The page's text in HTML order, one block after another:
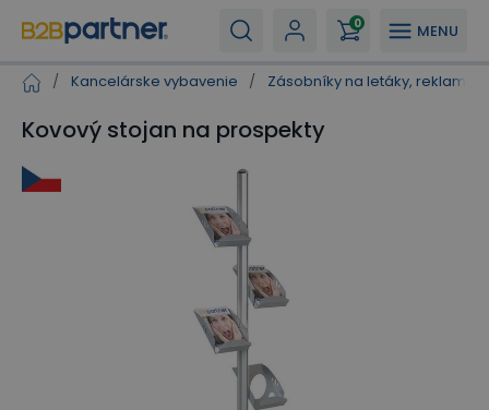
MENU
0
/ Kancelárske vybavenie / Zásobníky na letáky, reklamné
Kovový stojan na prospekty